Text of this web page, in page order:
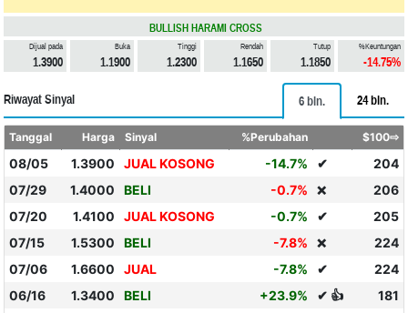
BULLISH HARAMI CROSS
Dijual pada
1.3900
Buka
1.1900
Tinggi
1.2300
Rendah
1.1650
Tutup
1.1850
%Keuntungan
-14.75%
Riwayat Sinyal 6 bln. 24 bln.
Tanggal Harga Sinyal %Perubahan $100⇨
08/05 1.3900 JUAL KOSONG -14.7% ✔
204
07/29
1.4000 BELI -0.7% ❌
206
07/20
1.4100 JUAL KOSONG -0.7% ✔
205
07/15
1.5300 BELI -7.8% ❌
224
07/06
1.6600 JUAL -7.8% ✔
224
06/16
1.3400 BELI +23.9% ✔ 👍
181